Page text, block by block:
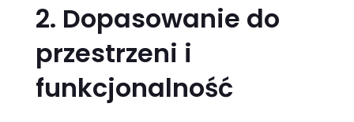
2. Dopasowanie do
przestrzeni i
funkcjonalność